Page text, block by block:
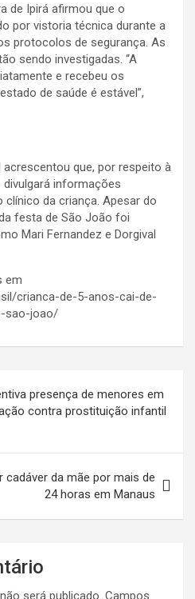
de Ipirá afirmou que o
por vistoria técnica durante a
protocolos de segurança. As
sendo investigadas. “A
e recebeu os
de saúde é estável”,
que, por respeito à
divulgará informações
da criança. Apesar do
festa de São João foi
Mari Fernandez e Dorgival
em
crianca-de-5-anos-cai-de-
sao-joao/
presença de menores em
contra prostituição infantil
da mãe por mais de
24 horas em Manaus
será publicado. Campos